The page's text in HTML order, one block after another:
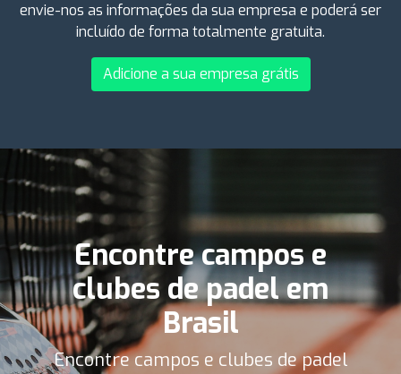
envie-nos as informações da sua empresa e poderá ser
incluído de forma totalmente gratuita.
Adicione a sua empresa grátis
Encontre campos e
clubes de padel em
Brasil
Encontre campos e clubes de padel